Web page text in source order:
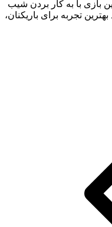
بازی با به کار بردن شیب
تجربه برای باریکنان،